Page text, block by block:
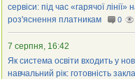
сервіси: під час «гарячої лінії»
роз'яснення платникам
0
7 серпня, 16:42
Як система освіти входить у
навчальний рік: готовність